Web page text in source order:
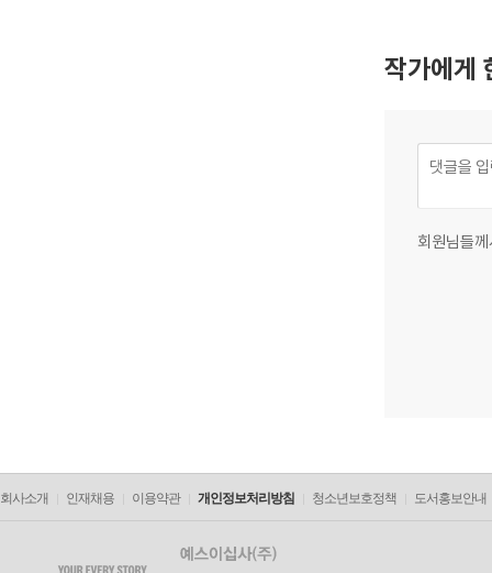
작가에게
회원님들
회사소개 인재채용 이용약관 개인정보처리방침 청소년보호정책 도서홍보안내